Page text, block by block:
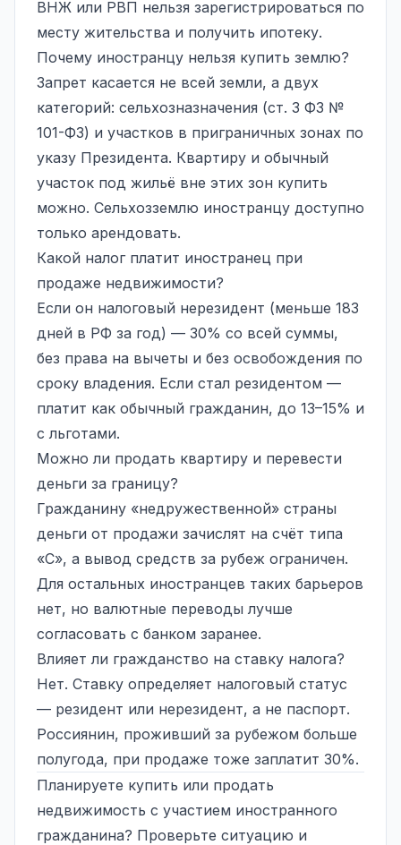
ВНЖ или РВП нельзя зарегистрироваться по
месту жительства и получить ипотеку.
Почему иностранцу нельзя купить землю?
Запрет касается не всей земли, а двух
категорий: сельхозназначения (ст. 3 ФЗ №
101-ФЗ) и участков в приграничных зонах по
указу Президента. Квартиру и обычный
участок под жильё вне этих зон купить
можно. Сельхозземлю иностранцу доступно
только арендовать.
Какой налог платит иностранец при
продаже недвижимости?
Если он налоговый нерезидент (меньше 183
дней в РФ за год) — 30% со всей суммы,
без права на вычеты и без освобождения по
сроку владения. Если стал резидентом —
платит как обычный гражданин, до 13–15% и
с льготами.
Можно ли продать квартиру и перевести
деньги за границу?
Гражданину «недружественной» страны
деньги от продажи зачислят на счёт типа
«С», а вывод средств за рубеж ограничен.
Для остальных иностранцев таких барьеров
нет, но валютные переводы лучше
согласовать с банком заранее.
Влияет ли гражданство на ставку налога?
Нет. Ставку определяет налоговый статус
— резидент или нерезидент, а не паспорт.
Россиянин, проживший за рубежом больше
полугода, при продаже тоже заплатит 30%.
Планируете купить или продать
недвижимость с участием иностранного
гражданина? Проверьте ситуацию и